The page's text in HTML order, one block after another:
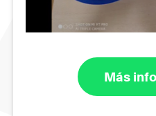
Más